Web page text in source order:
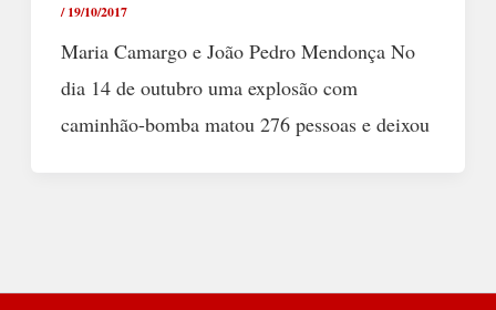
/19/10/2017
Maria Camargo e João Pedro Mendonça No
dia 14 de outubro uma explosão com
caminhão-bomba matou 276 pessoas e deixou